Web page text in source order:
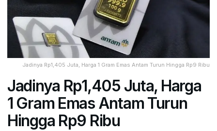
Jadinya Rp1,405 Juta, Harga 1 Gram Emas Antam Turun Hingga Rp9 Ribu
Jadinya Rp1,405 Juta, Harga
1 Gram Emas Antam Turun
Hingga Rp9 Ribu